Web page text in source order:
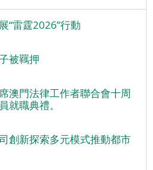
“雷霆2026”行動
被羈押
澳門法律工作者聯合會十周
就職典禮。
創新探索多元模式推動都市